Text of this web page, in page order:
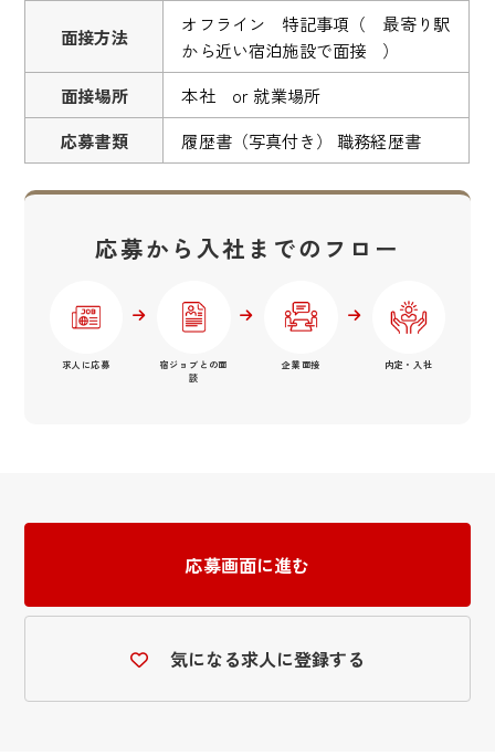
面接方法
オフライン 特記事項（ 最寄り駅
から近い宿泊施設で面接 ）
面接場所
本社 or 就業場所
応募書類
履歴書（写真付き） 職務経歴書
応募から入社までのフロー
求人に応募
宿ジョブとの面
談
企業面接 内定・入社
応募画面に進む
気になる求人に登録する